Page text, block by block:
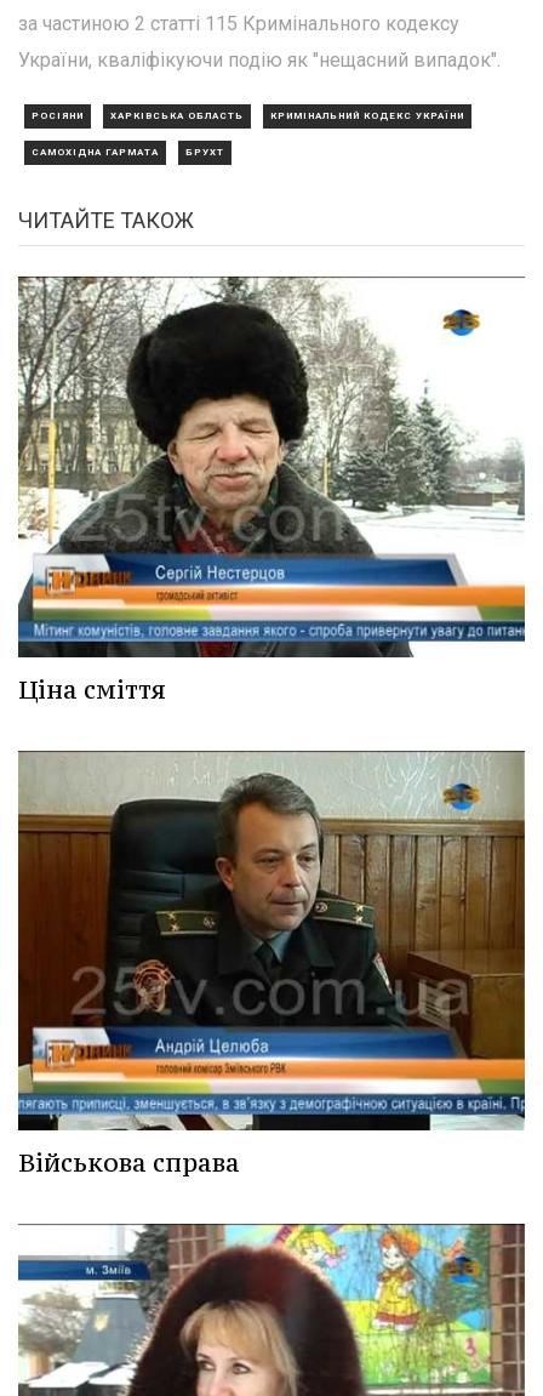
за частиною 2 статті 115 Кримінального кодексу
України, кваліфікуючи подію як "нещасний випадок".
РОСІЯНИ ХАРКІВСЬКА ОБЛАСТЬ КРИМІНАЛЬНИЙ КОДЕКС УКРАЇНИ
САМОХІДНА ГАРМАТА БРУХТ
ЧИТАЙТЕ ТАКОЖ
Ціна сміття
Військова справа